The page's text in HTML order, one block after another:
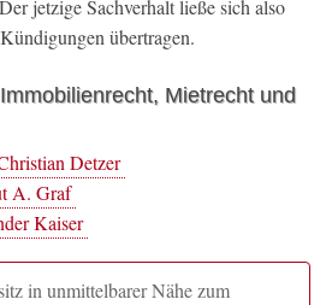
jetzige Sachverhalt ließe sich also
übertragen.
Mietrecht und
Detzer
A. Graf
Kaiser
in unmittelbarer Nähe zum